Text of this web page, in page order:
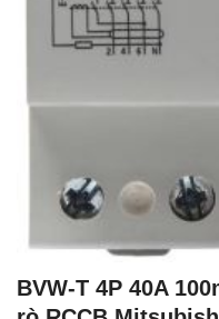
BVW-T 4P 40A